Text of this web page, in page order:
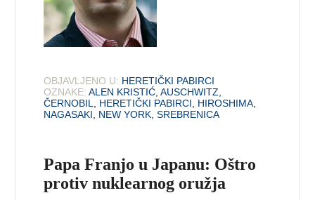
OBJAVLJENO U: HERETIČKI PABIRCI
OZNAKE: ALEN KRISTIĆ ,AUSCHWITZ
ČERNOBIL
HERETIČKI PABIRCI HIROSHIMA
NAGASAKI
NEW YORK ,SREBRENICA
Papa Franjo u Japanu: Oštro
protiv nuklearnog oružja